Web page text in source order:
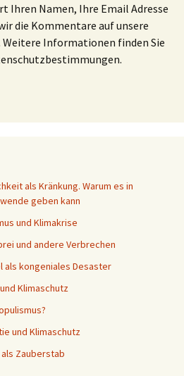
Ihren Namen, Ihre Email Adresse
die Kommentare auf unsere
Weitere Informationen finden Sie
als Kränkung. Warum es in
geben kann
und Klimakrise
und andere Verbrechen
als kongeniales Desaster
Klimaschutz
und Klimaschutz
Zauberstab